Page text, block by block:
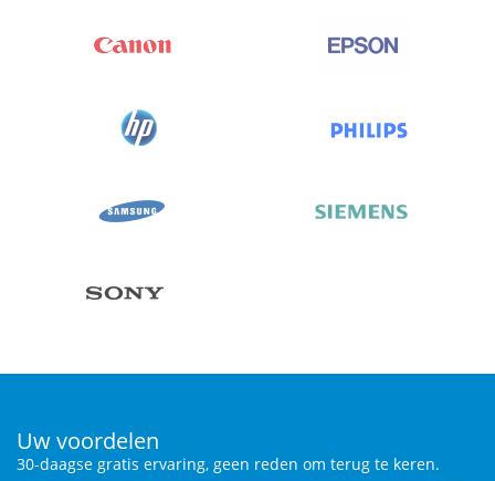
Uw voordelen
30-daagse gratis ervaring, geen reden om terug te keren.